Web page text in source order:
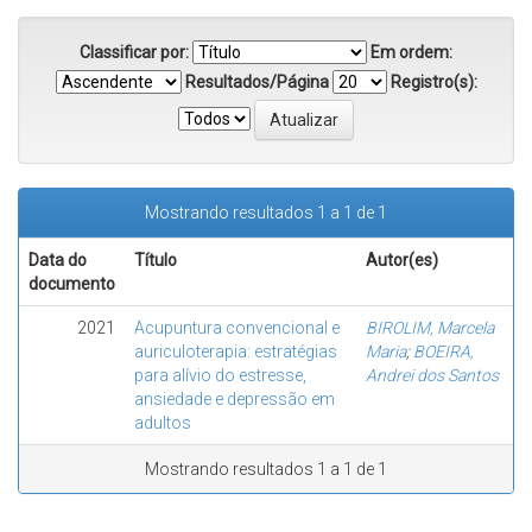
Classificar por:
Em ordem:
Resultados/Página
Registro(s):
Mostrando resultados 1 a 1 de 1
Data do
documento
Título Autor(es)
2021
Acupuntura convencional e
auriculoterapia: estratégias
para alívio do estresse,
ansiedade e depressão em
adultos
BIROLIM, Marcela
Maria;BOEIRA,
Andrei dos Santos
Mostrando resultados 1 a 1 de 1